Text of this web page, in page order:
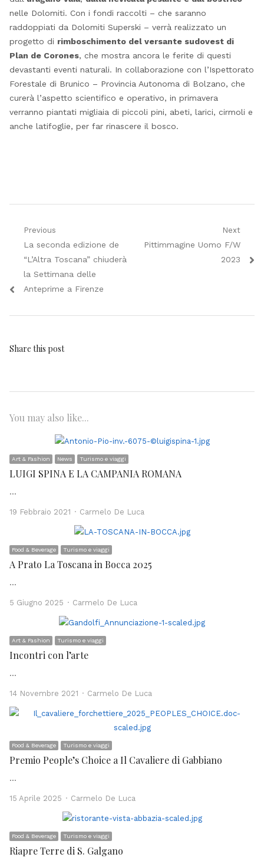
nelle Dolomiti. Con i fondi raccolti – che saranno
raddoppiati da Dolomiti Superski – verrà realizzato un
progetto di rimboschimento del versante sudovest di
Plan de Corones, che mostra ancora le ferite di questi
devastanti eventi naturali. In collaborazione con l’Ispettorato
Forestale di Brunico – Provincia Autonoma di Bolzano, che
curerà l’aspetto scientifico e operativo, in primavera
verranno piantati migliaia di piccoli pini, abeti, larici, cirmoli e
anche latifoglie, per far rinascere il bosco.
Navigazione
articoli
Previous
Previous
post:
La seconda edizione de
“L’Altra Toscana” chiuderà
la Settimana delle
Anteprime a Firenze
Next
Next
Pittimmagine Uomo F/W
2023
Share this post
You may also like...
Art & Fashion News Turismo e viaggi
LUIGI SPINA E LA CAMPANIA ROMANA
…
19 Febbraio 2021 Author
Carmelo De Luca
Food & Beverage Turismo e viaggi
A Prato La Toscana in Bocca 2025
…
5 Giugno 2025 Author
Carmelo De Luca
Art & Fashion Turismo e viaggi
Incontri con l’arte
…
14 Novembre 2021 Author
Carmelo De Luca
Food & Beverage Turismo e viaggi
Premio People’s Choice a Il Cavaliere di Gabbiano
…
15 Aprile 2025 Author
Carmelo De Luca
Food & Beverage Turismo e viaggi
Riapre Terre di S. Galgano